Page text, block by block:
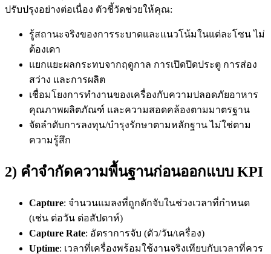
ปรับปรุงอย่างต่อเนื่อง ตัวชี้วัดช่วยให้คุณ:
รู้สถานะจริงของการระบาดและแนวโน้มในแต่ละโซน ไม่
ต้องเดา
แยกแยะผลกระทบจากฤดูกาล การเปิดปิดประตู การส่อง
สว่าง และการผลิต
เชื่อมโยงการทำงานของเครื่องกับความปลอดภัยอาหาร
คุณภาพผลิตภัณฑ์ และความสอดคล้องตามมาตรฐาน
จัดลำดับการลงทุน/บำรุงรักษาตามหลักฐาน ไม่ใช่ตาม
ความรู้สึก
2) คำจำกัดความพื้นฐานก่อนออกแบบ KPI
Capture: จำนวนแมลงที่ถูกดักจับในช่วงเวลาที่กำหนด
(เช่น ต่อวัน ต่อสัปดาห์)
Capture Rate: อัตราการจับ (ตัว/วัน/เครื่อง)
Uptime: เวลาที่เครื่องพร้อมใช้งานจริงเทียบกับเวลาที่ควร